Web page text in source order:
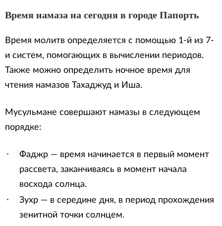
Время намаза на сегодня в городе Папорть
Время молитв определяется с помощью 1-й из 7-
и систем, помогающих в вычислении периодов.
Также можно определить ночное время для
чтения намазов Тахаджуд и Иша.
Мусульмане совершают намазы в следующем
порядке:
Фаджр — время начинается в первый момент
рассвета, заканчиваясь в момент начала
восхода солнца.
Зухр — в середине дня, в период прохождения
зенитной точки солнцем.